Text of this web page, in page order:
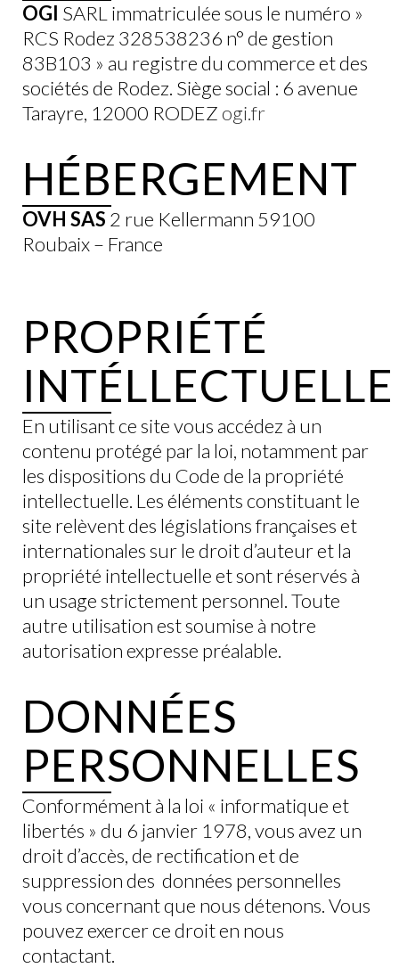
OGI SARL immatriculée sous le numéro »
RCS Rodez 328538236 n° de gestion
83B103 » au registre du commerce et des
sociétés de Rodez. Siège social : 6 avenue
Tarayre, 12000 RODEZ ogi.fr
HÉBERGEMENT
OVH SAS 2 rue Kellermann 59100
Roubaix – France
PROPRIÉTÉ
INTÉLLECTUELLE
En utilisant ce site vous accédez à un
contenu protégé par la loi, notamment par
les dispositions du Code de la propriété
intellectuelle. Les éléments constituant le
site relèvent des législations françaises et
internationales sur le droit d’auteur et la
propriété intellectuelle et sont réservés à
un usage strictement personnel. Toute
autre utilisation est soumise à notre
autorisation expresse préalable.
DONNÉES
PERSONNELLES
Conformément à la loi « informatique et
libertés » du 6 janvier 1978, vous avez un
droit d’accès, de rectification et de
suppression des données personnelles
vous concernant que nous détenons. Vous
pouvez exercer ce droit en nous
contactant.